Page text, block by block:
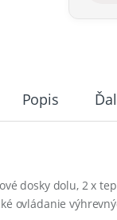
Popis
dosky dolu, 2 x
ovládanie